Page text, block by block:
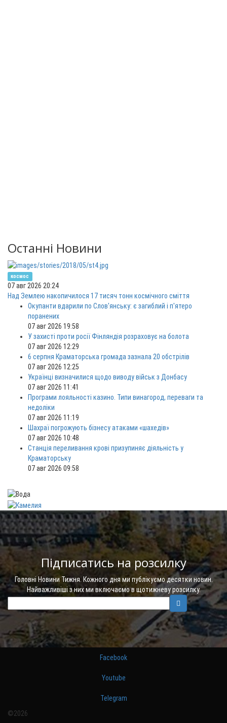
Останні Новини
космос
07 авг 2026 20:24
Над Землею накопичилося 17 тисяч тонн космічного сміття
Окупанти вдарили по Слов'янську: є загиблий і п'ятеро
поранених
07 авг 2026 19:58
У захисті проти росії Фінляндія розраховує на болота
07 авг 2026 12:29
6 серпня Краматорська громада зазнала 20 обстрілів
07 авг 2026 12:25
Українці визначилися щодо виводу військ з Донбасу
07 авг 2026 11:41
Програми лояльності казино. Типи винагород, переваги та
недоліки
07 авг 2026 11:19
Шахраї погрожують бізнесу атаками «шахедів»
07 авг 2026 10:48
Станція переливання крові призупиняє діяльність у
Краматорську
07 авг 2026 09:58
Підписатись на розсилку
Головні Новини Тижня. Кожного дня ми публікуємо десятки новин.
Найважливіші з них ми включаємо в щотижневу розсилку.
Facebook
Youtube
Telegram
©2026